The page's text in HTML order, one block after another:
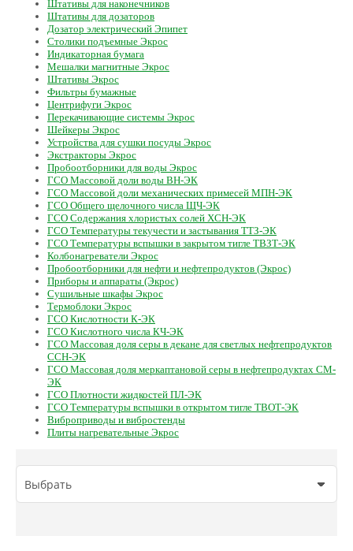
Штативы для наконечников
Штативы для дозаторов
Дозатор электрический Эпипет
Столики подъемные Экрос
Индикаторная бумага
Мешалки магнитные Экрос
Штативы Экрос
Фильтры бумажные
Центрифуги Экрос
Перекачивающие системы Экрос
Шейкеры Экрос
Устройства для сушки посуды Экрос
Экстракторы Экрос
Пробоотборники для воды Экрос
ГСО Массовой доли воды ВН-ЭК
ГСО Массовой доли механических примесей МПН-ЭК
ГСО Общего щелочного числа ЩЧ-ЭК
ГСО Содержания хлористых солей ХСН-ЭК
ГСО Температуры текучести и застывания ТТЗ-ЭК
ГСО Температуры вспышки в закрытом тигле ТВЗТ-ЭК
Колбонагреватели Экрос
Пробоотборники для нефти и нефтепродуктов (Экрос)
Приборы и аппараты (Экрос)
Сушильные шкафы Экрос
Термоблоки Экрос
ГСО Кислотности К-ЭК
ГСО Кислотного числа КЧ-ЭК
ГСО Массовая доля серы в декане для светлых нефтепродуктов
ССН-ЭК
ГСО Массовая доля меркаптановой серы в нефтепродуктах СМ-
ЭК
ГСО Плотности жидкостей ПЛ-ЭК
ГСО Температуры вспышки в открытом тигле ТВОТ-ЭК
Виброприводы и вибростенды
Плиты нагревательные Экрос
Выбрать